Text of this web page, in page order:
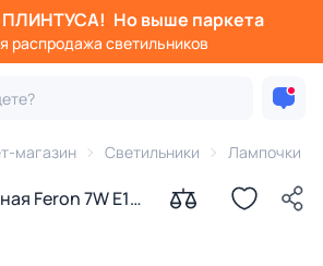
Но выше паркета
распродажа светильников
магазин Светильники Лампочки
Feron 7W E14